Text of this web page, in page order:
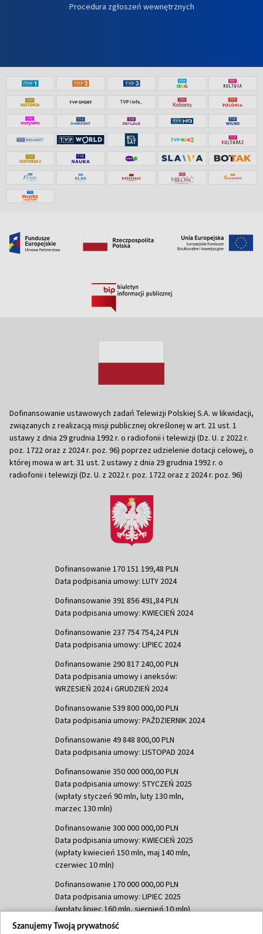
Procedura zgłoszeń wewnętrznych
Dofinansowanie ustawowych zadań Telewizji Polskiej S.A. w likwidacji,
związanych z realizacją misji publicznej określonej w art. 21 ust. 1
ustawy z dnia 29 grudnia 1992 r. o radiofonii i telewizji (Dz. U. z 2022 r.
poz. 1722 oraz z 2024 r. poz. 96) poprzez udzielenie dotacji celowej, o
której mowa w art. 31 ust. 2 ustawy z dnia 29 grudnia 1992 r. o
radiofonii i telewizji (Dz. U. z 2022 r. poz. 1722 oraz z 2024 r. poz. 96)
Dofinansowanie 170 151 199,48 PLN
Data podpisania umowy: LUTY 2024
Dofinansowanie 391 856 491,84 PLN
Data podpisania umowy: KWIECIEŃ 2024
Dofinansowanie 237 754 754,24 PLN
Data podpisania umowy: LIPIEC 2024
Dofinansowanie 290 817 240,00 PLN
Data podpisania umowy i aneksów:
WRZESIEŃ 2024 i GRUDZIEŃ 2024
Dofinansowanie 539 800 000,00 PLN
Data podpisania umowy: PAŹDZIERNIK 2024
Dofinansowanie 49 848 800,00 PLN
Data podpisania umowy: LISTOPAD 2024
Dofinansowanie 350 000 000,00 PLN
Data podpisania umowy: STYCZEŃ 2025
(wpłaty styczeń 90 mln, luty 130 mln,
marzec 130 mln)
Dofinansowanie 300 000 000,00 PLN
Data podpisania umowy: KWIECIEŃ 2025
(wpłaty kwiecień 150 mln, maj 140 mln,
czerwiec 10 mln)
Dofinansowanie 170 000 000,00 PLN
Data podpisania umowy: LIPIEC 2025
(wpłaty lipiec 160 mln, sierpień 10 mln)
Dofinansowanie 60 000 000,00 PLN
Szanujemy Twoją prywatność